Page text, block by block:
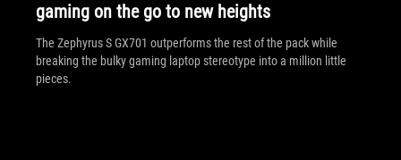
gaming on the go to new heights
The Zephyrus S GX701 outperforms the rest of the pack while
breaking the bulky gaming laptop stereotype into a million little
pieces.